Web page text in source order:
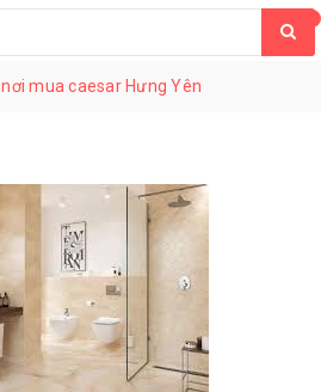
nơi mua caesar Hưng Yên